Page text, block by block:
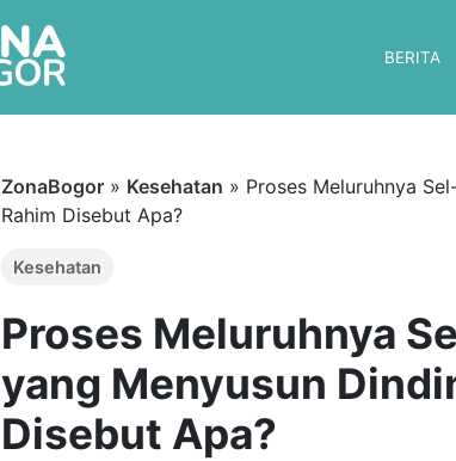
BERITA
ZonaBogor » Kesehatan » Proses Meluruhnya
Rahim Disebut Apa?
Kesehatan
Proses Meluruhnya
yang Menyusun
Disebut Apa?